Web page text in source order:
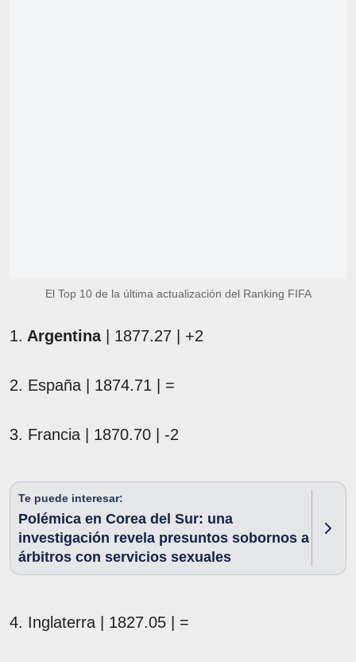
El Top 10 de la última actualización del Ranking FIFA
1. Argentina| 1877.27 | +2
2. España | 1874.71 | =
3. Francia | 1870.70 | -2
Te puede interesar:
Polémica en Corea del Sur: una
investigación revela presuntos sobornos a
árbitros con servicios sexuales
4. Inglaterra | 1827.05 | =